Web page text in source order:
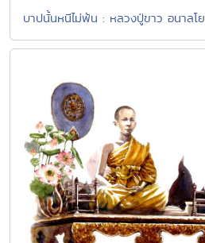
บาปนั้นหนีไม่พ้น : หลวงปู่ขาว อนาลโย